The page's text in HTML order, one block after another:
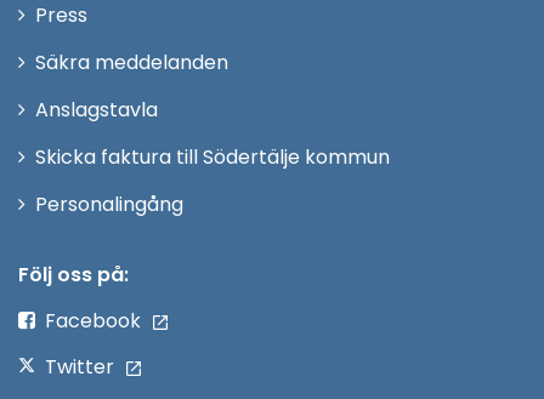
Press
fönster
Säkra meddelanden
Anslagstavla
Skicka faktura till Södertälje kommun
PersonalingångÖppna
Följ oss på:
Facebook
Twitter